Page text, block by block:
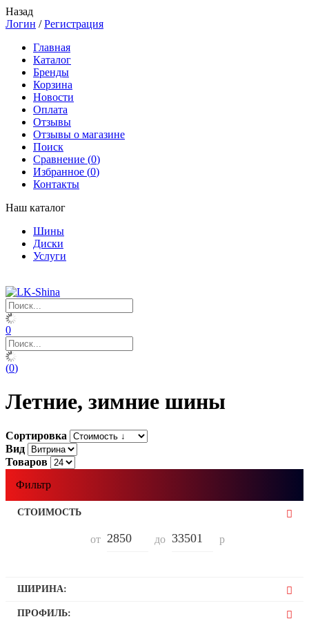
Назад
Логин /Регистрация
Главная
Каталог
Бренды
Корзина
Новости
Оплата
Отзывы
Отзывы о магазине
Поиск
Сравнение (0)
Избранное (0)
Контакты
Наш каталог
Шины
Диски
Услуги
0
(0)
Летние, зимние шины
Сортировка
Вид
Товаров
Фильтр
СТОИМОСТЬ
от до р
ШИРИНА:
135
ПРОФИЛЬ: